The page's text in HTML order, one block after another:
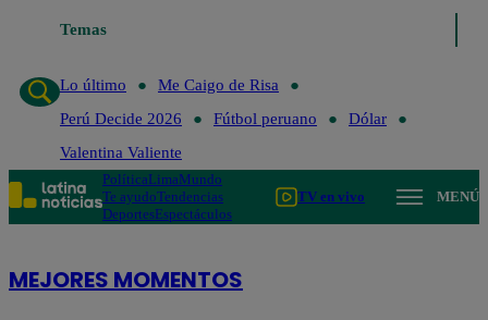
Temas
Lo último
Me Caigo de Risa
Perú Decide 2026
Fútbol peruano
Dólar
Valentina Valiente
PolíticaLimaMundo
Te ayudoTendencias
DeportesEspectáculos
TV en vivo MENÚ
MEJORES MOMENTOS